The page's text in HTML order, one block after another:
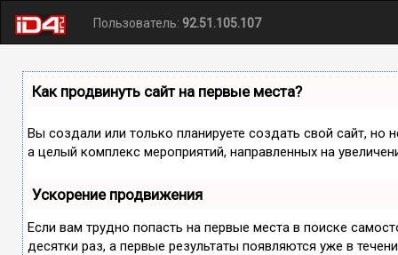
Пользователь: 92.51.105.107
Как продвинуть сайт на первые места?
Вы создали или только планируете создать свой сайт, но
а целый комплекс мероприятий, направленных на
Ускорение продвижения
Если вам трудно попасть на первые места в поиске
десятки раз, а первые результаты появляются уже в